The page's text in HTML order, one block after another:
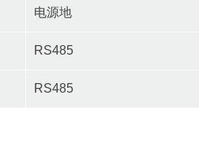
电源地
RS485
RS485